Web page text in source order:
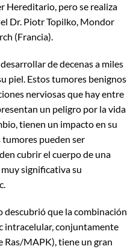
Hereditario, pero se realiza
Dr. Piotr Topilko, Mondor
(Francia).
de decenas a miles
piel. Estos tumores benignos
nerviosas que hay entre
un peligro por la vida
tienen un impacto en su
tumores pueden ser
cubrir el cuerpo de una
significativa su
descubrió que la combinación
intracelular, conjuntamente
Ras/MAPK), tiene un gran